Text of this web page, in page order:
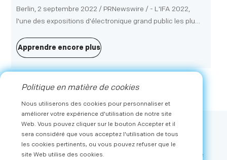
Berlin, 2 septembre 2022 / PRNewswire / - L'IFA 2022,
l'une des expositions d'électronique grand public les plus
Allemagne, du 2-6 septembre. Avec les membres
prestigieux présents, Metz Consumer Electronics GmbH
était fier de présenter des produits phares Star de deux
de ses principales marques - Metz Classic et Metz Blue.
Apprendre encore plus
Souscrire
Recevez les dernières actualités et offres exclusives de
Politique en matière de cookies
Nous utiliserons des cookies pour personnaliser et
améliorer votre expérience d'utilisation de notre site
Web. Vous pouvez cliquer sur le bouton Accepter et il
sera considéré que vous acceptez l'utilisation de tous
les cookies pertinents, ou vous pouvez refuser que le
site Web utilise des cookies.